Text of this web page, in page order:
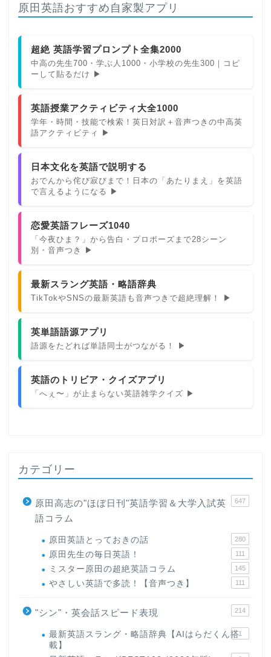
原田英語おすすめ自家製アプリ
超絶 英語学習プロンプト全集2000
中高の先生700・学ぶ人1000・小学校の先生300｜コピ
ーして貼るだけ ▶
英語授業アクティビティ大全1000
学年・時間・技能で検索！英日対訳＋音声つきの中高英
語アクティビティ ▶
日本文化を英語で説明する
おでんから侘び寂びまで！日本の「あたりまえ」を英語
で言えるようになる ▶
恋愛英語フレーズ1040
「今夜ひま？」から告白・プロポーズまで28シーン
別・音声つき ▶
最新スラング英語・略語辞典
TikTokやSNSの最新英語も音声つきで超絶理解！ ▶
英単語語源アプリ
語源をたどれば単語同士がつながる！ ▶
英語のトリビア・クイズアプリ
「へぇ〜」が止まらない英語雑学クイズ ▶
カテゴリー
原田高志の"ほぼ日刊"英語学習＆大学入試英
語コラム
647
原田英語とっておきの話 280
原田先生の毎日英語！ 111
ミスター原田の超絶英語コラム 145
やさしい英語で多読！【音声つき】 111
"シン"・英会話スピード表現 214
最新英語スラング・略語辞典【AIはらだくん搭
載】
1